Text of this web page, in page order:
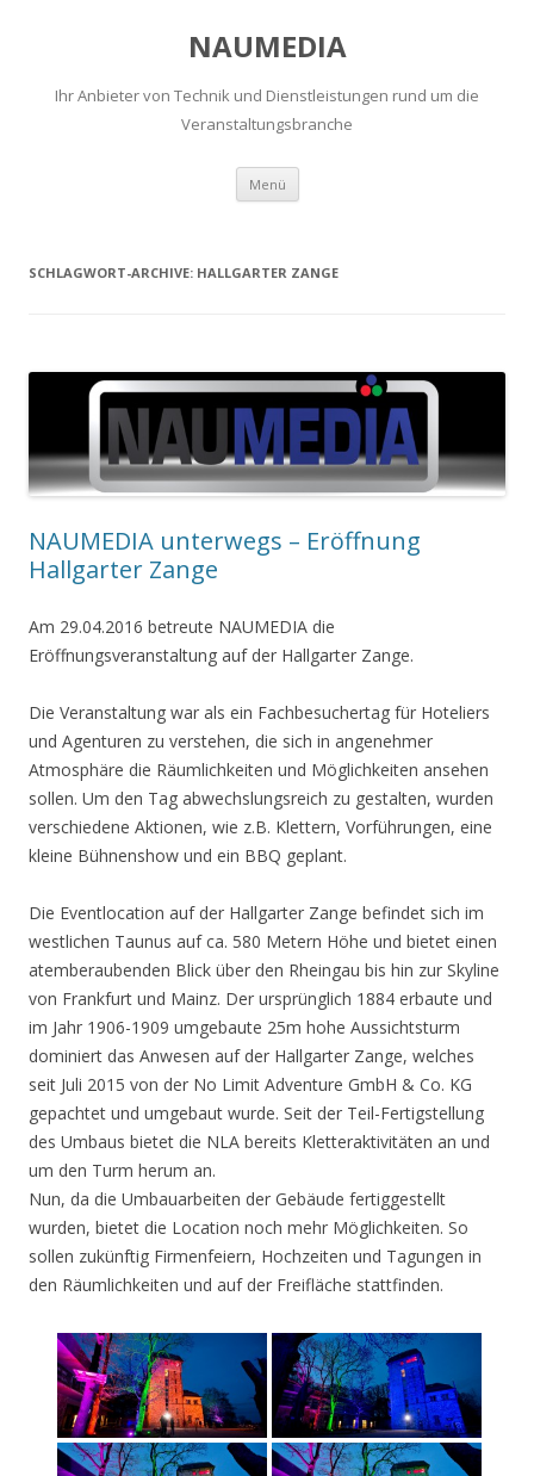
NAUMEDIA
Ihr Anbieter von Technik und Dienstleistungen rund um die
Veranstaltungsbranche
Menü Zum
springen
SCHLAGWORT-ARCHIVE: HALLGARTER ZANGE
NAUMEDIA unterwegs – Eröffnung
Hallgarter Zange
Am 29.04.2016 betreute NAUMEDIA die
Eröffnungsveranstaltung auf der Hallgarter Zange.
Die Veranstaltung war als ein Fachbesuchertag für Hoteliers
und Agenturen zu verstehen, die sich in angenehmer
Atmosphäre die Räumlichkeiten und Möglichkeiten ansehen
sollen. Um den Tag abwechslungsreich zu gestalten, wurden
verschiedene Aktionen, wie z.B. Klettern, Vorführungen, eine
kleine Bühnenshow und ein BBQ geplant.
Die Eventlocation auf der Hallgarter Zange befindet sich im
westlichen Taunus auf ca. 580 Metern Höhe und bietet einen
atemberaubenden Blick über den Rheingau bis hin zur Skyline
von Frankfurt und Mainz. Der ursprünglich 1884 erbaute und
im Jahr 1906-1909 umgebaute 25m hohe Aussichtsturm
dominiert das Anwesen auf der Hallgarter Zange, welches
seit Juli 2015 von der No Limit Adventure GmbH & Co. KG
gepachtet und umgebaut wurde. Seit der Teil-Fertigstellung
des Umbaus bietet die NLA bereits Kletteraktivitäten an und
um den Turm herum an.
Nun, da die Umbauarbeiten der Gebäude fertiggestellt
wurden, bietet die Location noch mehr Möglichkeiten. So
sollen zukünftig Firmenfeiern, Hochzeiten und Tagungen in
den Räumlichkeiten und auf der Freifläche stattfinden.